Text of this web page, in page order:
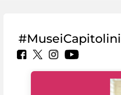
#MuseiCapitolini